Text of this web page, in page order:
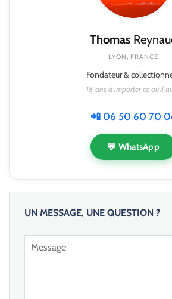
Thomas
LYON, FRANCE
Fondateur &
18 ans à importer ce qu'il
📲 06 50 60 70
💬 WhatsApp
UN MESSAGE, UNE QUESTION ?